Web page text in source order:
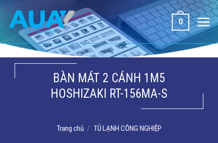
dung
0
BÀN MÁT 2 CÁNH 1M5
HOSHIZAKI RT-156MA-S
Trang chủ / TỦ LẠNH CÔNG NGHIỆP